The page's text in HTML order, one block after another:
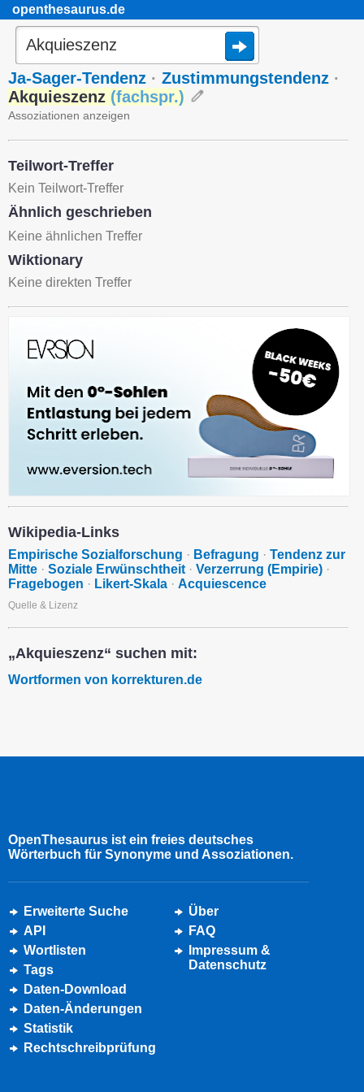
openthesaurus.de
Ja-Sager-Tendenz · Zustimmungstendenz ·
Akquieszenz (fachspr.)
Assoziationen anzeigen
Teilwort-Treffer
Kein Teilwort-Treffer
Ähnlich geschrieben
Keine ähnlichen Treffer
Wiktionary
Keine direkten Treffer
Wikipedia-Links
Empirische Sozialforschung · Befragung · Tendenz zur
Mitte · Soziale Erwünschtheit · Verzerrung (Empirie) ·
Fragebogen · Likert-Skala · Acquiescence
Quelle & Lizenz
„Akquieszenz“ suchen mit:
Wortformen von korrekturen.de
OpenThesaurus ist ein freies deutsches
Wörterbuch für Synonyme und Assoziationen.
Erweiterte Suche
API
Wortlisten
Tags
Daten-Download
Daten-Änderungen
Statistik
Rechtschreibprüfung
Über
FAQ
Impressum &
Datenschutz